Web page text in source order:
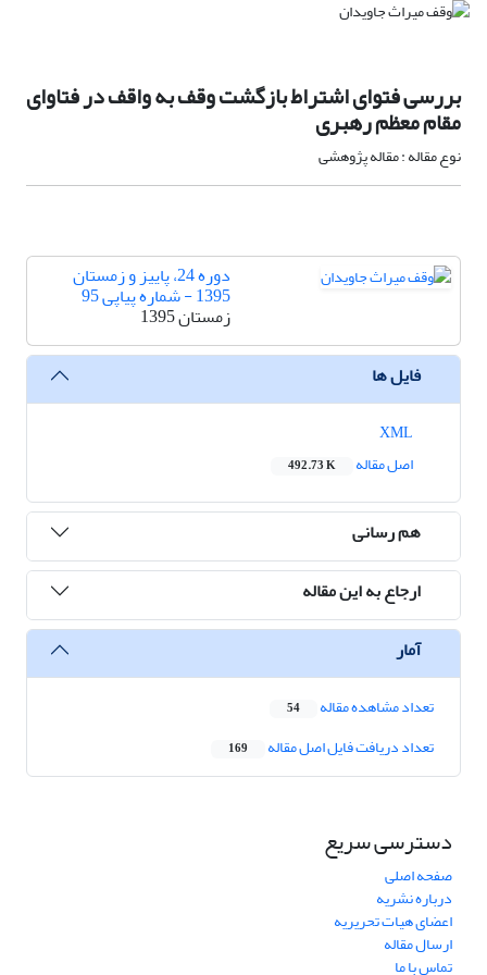
بررسی فتوای اشتراط بازگشت وقف به واقف در فتاوای
مقام معظم رهبری
نوع مقاله : مقاله پژوهشی
دوره 24، پاییز و زمستان
1395 - شماره پیاپی 95
زمستان 1395
فایل ها
اصل مقاله
492.73 K
هم رسانی
ارجاع به این مقاله
آمار
تعداد مشاهده مقاله 54
تعداد دریافت فایل اصل مقاله 169
دسترسی سریع
صفحه اصلی
درباره نشریه
اعضای هیات تحریریه
ارسال مقاله
تماس با ما